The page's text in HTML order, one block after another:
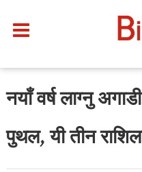
नयाँ वर्ष लाग्नु
पुथल, यी तीन